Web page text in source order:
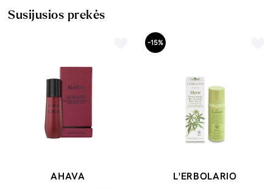
Susijusios prekės
AHAVA
-15%
L'ERBOLARIO